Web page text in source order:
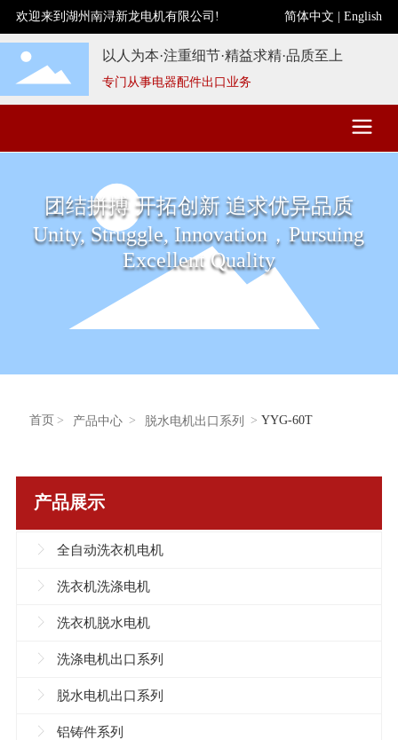
欢迎来到湖州南浔新龙电机有限公司! 简体中文 |English
以人为本·注重细节·精益求精·品质至上
专门从事电器配件出口业务
团结拼搏 开拓创新 追求优异品质
Unity, Struggle, Innovation，Pursuing
Excellent Quality
首页 产品中心 脱水电机出口系列 YYG-60T
产品展示
全自动洗衣机电机
洗衣机洗涤电机
洗衣机脱水电机
洗涤电机出口系列
脱水电机出口系列
铝铸件系列